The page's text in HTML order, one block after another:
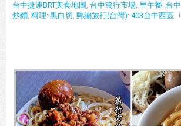
台中捷運BRT美食地圖 , 台中篤行市場, 早午餐::台中
炒麵, 料理::黑白切, 郵編旅行(台灣)::403台中西區